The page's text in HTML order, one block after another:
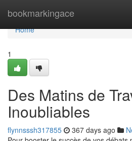
bookmarkingace
Home
Home
1
Des Matins de
Inoubliables
flynnsssh317855 367 days ago